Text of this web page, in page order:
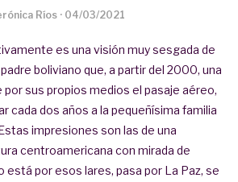
Ríos · 04/03/2021
es una visión muy sesgada de
boliviano que, a partir del 2000, una
por sus propios medios el pasaje aéreo,
cada dos años a la pequeñísima familia
impresiones son las de una
centroamericana con mirada de
está por esos lares, pasa por La Paz, se